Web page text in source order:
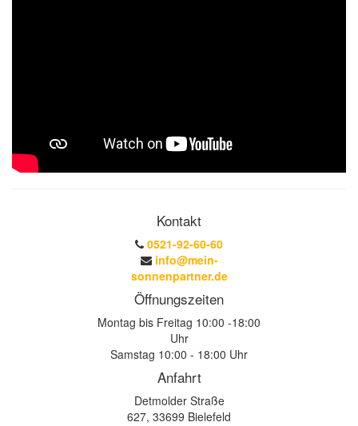
Kontakt
0521-92-60-60
info@mein-
sonnenpartner.de
Öffnungszeiten
Montag bis Freitag 10:00 -18:00
Uhr
Samstag 10:00 - 18:00 Uhr
Anfahrt
Detmolder Straße
627, 33699 Bielefeld